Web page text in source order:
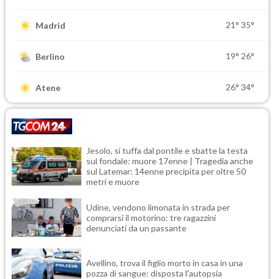
Madrid 21° 35°
Berlino 19° 26°
Atene 26° 34°
Jesolo, si tuffa dal pontile e sbatte la testa
sul fondale: muore 17enne | Tragedia anche
sul Latemar: 14enne precipita per oltre 50
metri e muore
Udine, vendono limonata in strada per
comprarsi il motorino: tre ragazzini
denunciati da un passante
Avellino, trova il figlio morto in casa in una
pozza di sangue: disposta l'autopsia